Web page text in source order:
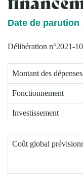
Date de parution
Délibération n°2021-
Montant des
Fonctionnement
Investissement
Coût global